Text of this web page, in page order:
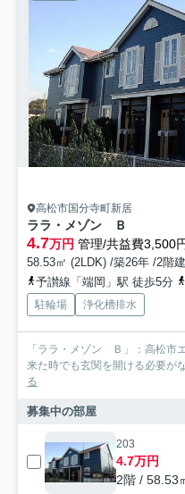
高松市国分寺町新居
ララ・メゾン Ｂ
4.7万円 管理/共益費3,500
58.53㎡ (2LDK) /築26年 /2階建
予讃線「端岡」駅 徒歩5分
駐輪場 浄化槽排水
「ララ・メゾン Ｂ」：高松市
来た時でも玄関を開ける必要が
る
募集中の部屋
203
4.7万円
2階 / 58.53